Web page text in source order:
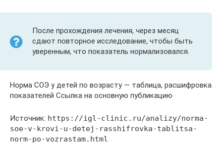
После прохождения лечения, через месяц
сдают повторное исследование, чтобы быть
уверенным, что показатель нормализовался.
Норма СОЭ у детей по возрасту — таблица, расшифровка
показателей Ссылка на основную публикацию
Источник: https://igl-clinic.ru/analizy/norma-
soe-v-krovi-u-detej-rasshifrovka-tablitsa-
norm-po-vozrastam.html